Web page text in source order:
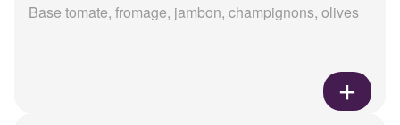
Base tomate, fromage, jambon, champignons, olives